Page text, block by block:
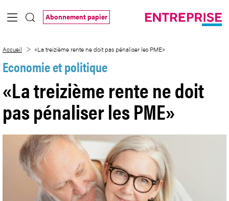
Saut au contenu principal
Abonnement papier
Accueil «La treizième rente ne doit pas pénaliser les PME»
Economie et politique
«La treizième rente ne doit
pas pénaliser les PME»